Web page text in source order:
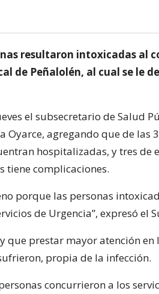
resultaron intoxicadas al
de Peñalolén, al cual se le
el subsecretario de Salud
Oyarce, agregando que de las
hospitalizadas, y tres de
tiene complicaciones.
porque las personas
de Urgencia”, expresó el
que prestar mayor atención
propia de la infección.
concurrieron a los